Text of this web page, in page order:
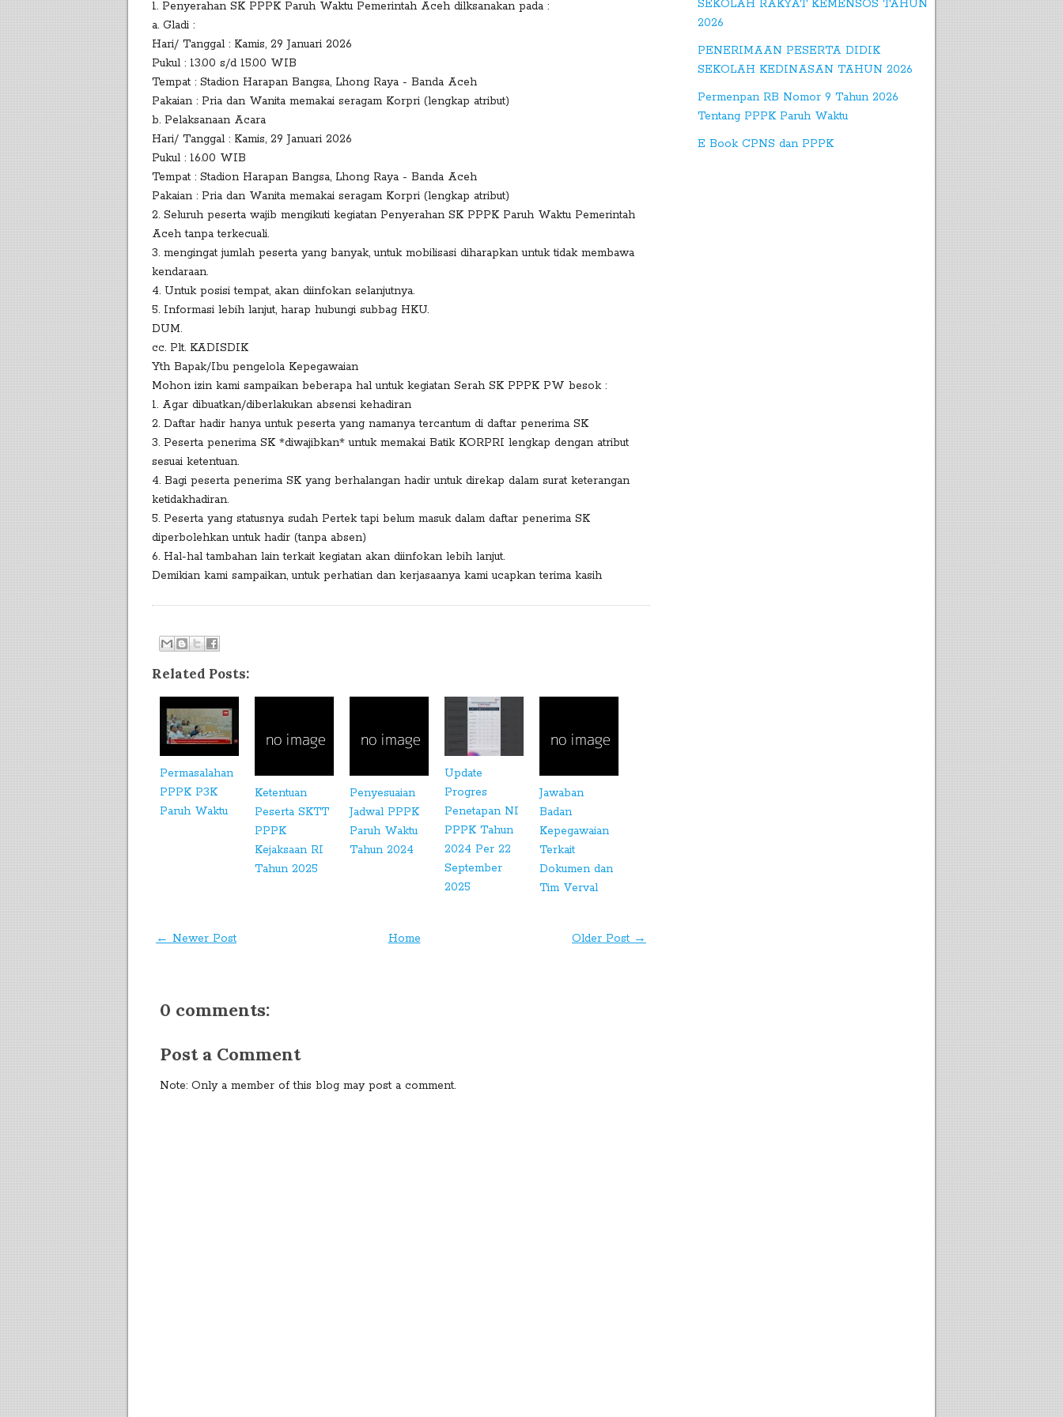
1. Penyerahan SK PPPK Paruh Waktu Pemerintah Aceh dilksanakan pada :
a. Gladi :
Hari/ Tanggal : Kamis, 29 Januari 2026
Pukul : 13.00 s/d 15.00 WIB
Tempat : Stadion Harapan Bangsa, Lhong Raya - Banda Aceh
Pakaian : Pria dan Wanita memakai seragam Korpri (lengkap atribut)
b. Pelaksanaan Acara
Hari/ Tanggal : Kamis, 29 Januari 2026
Pukul : 16.00 WIB
Tempat : Stadion Harapan Bangsa, Lhong Raya - Banda Aceh
Pakaian : Pria dan Wanita memakai seragam Korpri (lengkap atribut)
2. Seluruh peserta wajib mengikuti kegiatan Penyerahan SK PPPK Paruh Waktu Pemerintah
Aceh tanpa terkecuali.
3. mengingat jumlah peserta yang banyak, untuk mobilisasi diharapkan untuk tidak membawa
kendaraan.
4. Untuk posisi tempat, akan diinfokan selanjutnya.
5. Informasi lebih lanjut, harap hubungi subbag HKU.
DUM.
cc. Plt. KADISDIK
Yth Bapak/Ibu pengelola Kepegawaian
Mohon izin kami sampaikan beberapa hal untuk kegiatan Serah SK PPPK PW besok :
1. Agar dibuatkan/diberlakukan absensi kehadiran
2. ⁠Daftar hadir hanya untuk peserta yang namanya tercantum di daftar penerima SK
3. Peserta penerima SK *diwajibkan* untuk memakai Batik KORPRI lengkap dengan atribut
sesuai ketentuan.
4. ⁠Bagi peserta penerima SK yang berhalangan hadir untuk direkap dalam surat keterangan
ketidakhadiran.
5. ⁠Peserta yang statusnya sudah Pertek tapi belum masuk dalam daftar penerima SK
diperbolehkan untuk hadir (tanpa absen)
6. ⁠Hal-hal tambahan lain terkait kegiatan akan diinfokan lebih lanjut.
Demikian kami sampaikan, untuk perhatian dan kerjasaanya kami ucapkan terima kasih
Related Posts:
Permasalahan
PPPK P3K
Paruh Waktu
Ketentuan
Peserta SKTT
PPPK
Kejaksaan RI
Tahun 2025
Penyesuaian
Jadwal PPPK
Paruh Waktu
Tahun 2024
Update
Progres
Penetapan NI
PPPK Tahun
2024 Per 22
September
2025
Jawaban
Badan
Kepegawaian
Terkait
Dokumen dan
Tim Verval
← Newer Post Older Post →
Home
0 comments:
Post a Comment
Note: Only a member of this blog may post a comment.
SEKOLAH RAKYAT KEMENSOS TAHUN
2026
PENERIMAAN PESERTA DIDIK
SEKOLAH KEDINASAN TAHUN 2026
Permenpan RB Nomor 9 Tahun 2026
Tentang PPPK Paruh Waktu
E Book CPNS dan PPPK